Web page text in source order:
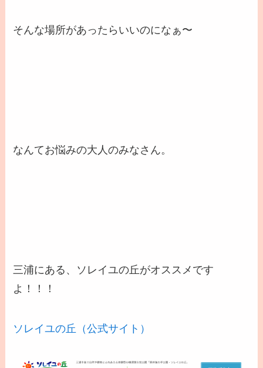
そんな場所があったらいいのになぁ〜
なんてお悩みの大人のみなさん。
三浦にある、ソレイユの丘がオススメです
よ！！！
ソレイユの丘（公式サイト）